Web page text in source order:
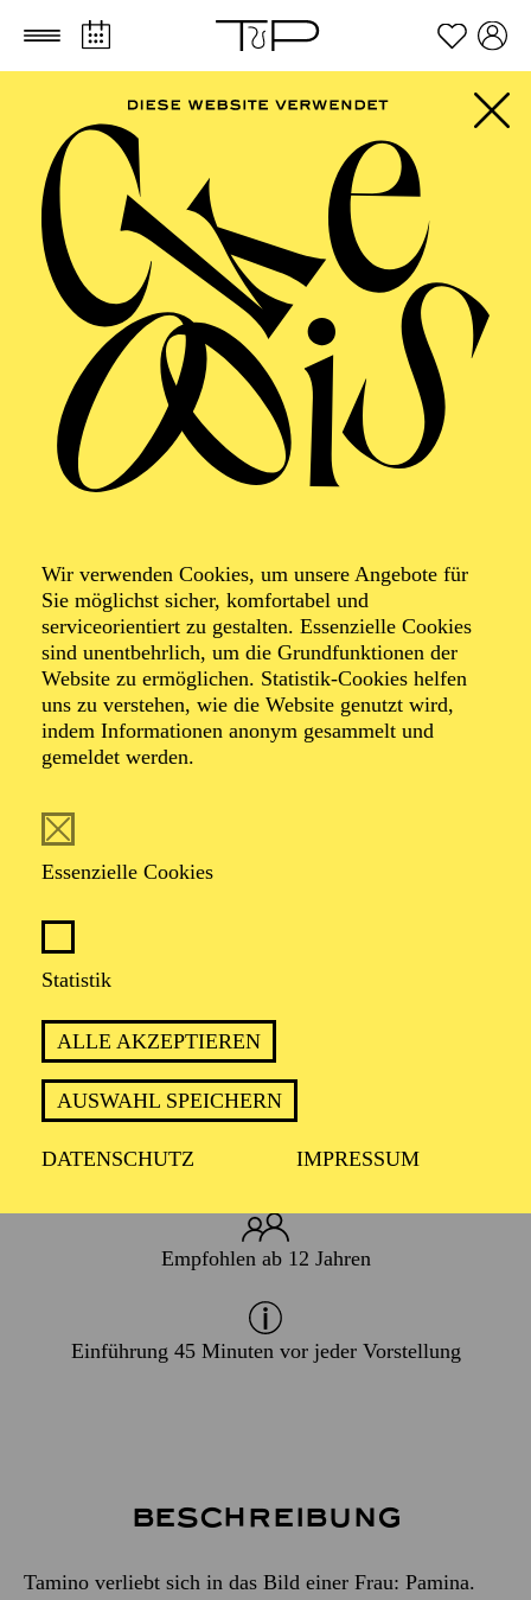
Zum Hauptinhalt springen Zum Footer springen
Wir verwenden Cookies, um unsere Angebote für
Sie möglichst sicher, komfortabel und
serviceorientiert zu gestalten. Essenzielle Cookies
sind unentbehrlich, um die Grundfunktionen der
Website zu ermöglichen. Statistik-Cookies helfen
uns zu verstehen, wie die Website genutzt wird,
indem Informationen anonym gesammelt und
gemeldet werden.
Essenzielle Cookies
Statistik
ALLE AKZEPTIEREN
AUSWAHL SPEICHERN
DATENSCHUTZ IMPRESSUM
AALTO MUSIKTHEATER
Die Zauber­flöte
Große Oper in zwei Aufzügen von Wolfgang Amadeus
Mozart
Libretto von Emanuel Schikaneder
„DIE ZAUBERFLÖTE“ NEU GEDACHT
In deutscher Sprache mit Übertiteln
ca. 2,5 Stunden, Pause nach dem 1. Akt
Empfohlen ab 12 Jahren
Einführung 45 Minuten vor jeder Vorstellung
Beschreibung
Tamino verliebt sich in das Bild einer Frau: Pamina.